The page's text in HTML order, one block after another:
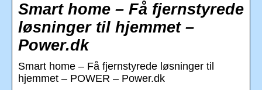
Smart home – Få fjernstyrede
løsninger til hjemmet –
Power.dk
Smart home – Få fjernstyrede løsninger til
hjemmet – POWER – Power.dk